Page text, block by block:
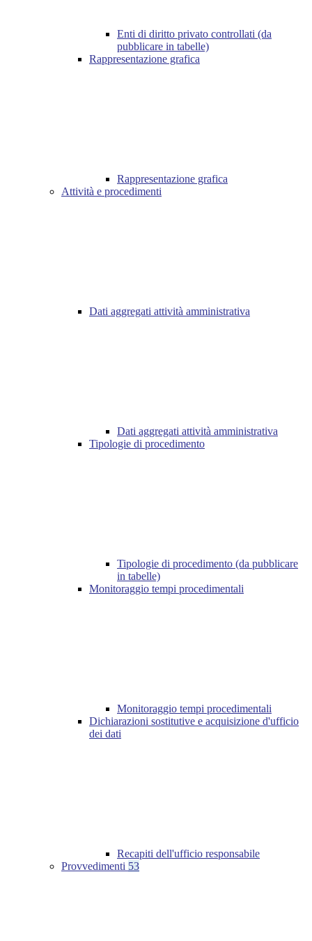
Enti di diritto privato controllati (da
pubblicare in tabelle)
Rappresentazione grafica
Rappresentazione grafica
Attività e procedimenti
Dati aggregati attività amministrativa
Dati aggregati attività amministrativa
Tipologie di procedimento
Tipologie di procedimento (da pubblicare
in tabelle)
Monitoraggio tempi procedimentali
Monitoraggio tempi procedimentali
Dichiarazioni sostitutive e acquisizione d'ufficio
dei dati
Recapiti dell'ufficio responsabile
Provvedimenti 53